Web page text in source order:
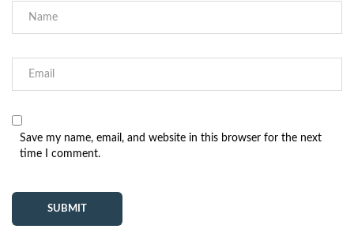
Save my name, email, and website in this browser for the next
time I comment.